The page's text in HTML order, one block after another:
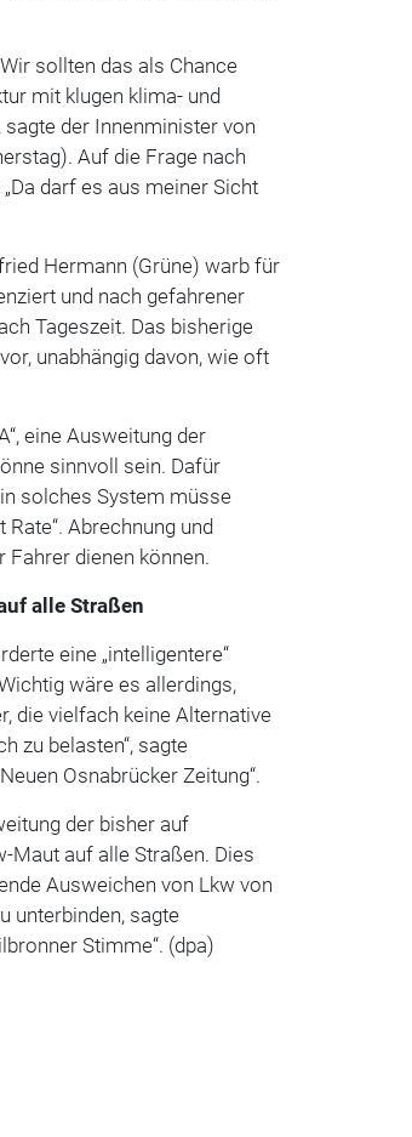
sollten das als Chance
mit klugen klima- und
der Innenminister von
Auf die Frage nach
darf es aus meiner Sicht
Hermann (Grüne) warb für
und nach gefahrener
Tageszeit. Das bisherige
unabhängig davon, wie oft
eine Ausweitung der
sinnvoll sein. Dafür
solches System müsse
Abrechnung und
dienen können.
alle Straßen
eine „intelligentere“
wäre es allerdings,
die vielfach keine Alternative
zu belasten“, sagte
Osnabrücker Zeitung“.
der bisher auf
Maut auf alle Straßen. Dies
Ausweichen von Lkw von
unterbinden, sagte
Stimme“. (dpa)